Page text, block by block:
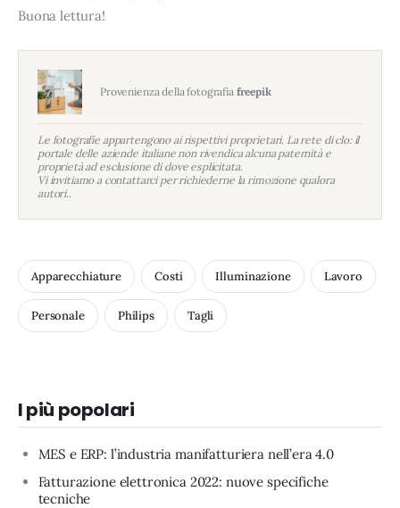
Buona lettura!
Provenienza della fotografia freepik
Le fotografie appartengono ai rispettivi proprietari. La rete di clo: il
portale delle aziende italiane non rivendica alcuna paternità e
proprietà ad esclusione di dove esplicitata.
Vi invitiamo a contattarci per richiederne la rimozione qualora
autori..
Apparecchiature Costi Illuminazione Lavoro
Personale Philips Tagli
I più popolari
MES e ERP: l’industria manifatturiera nell’era 4.0
Fatturazione elettronica 2022: nuove specifiche
tecniche